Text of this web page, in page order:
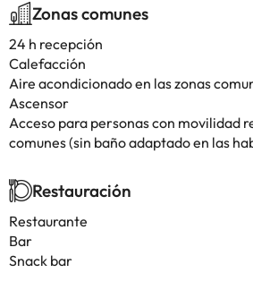
Zonas comunes
24 h recepción
Calefacción
Aire acondicionado en las zonas
Ascensor
Acceso para personas con movilidad
comunes (sin baño adaptado en las
Restauración
Restaurante
Bar
Snack bar